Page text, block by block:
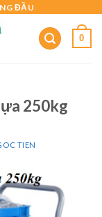
ĐẦU
0
250kg
TIEN